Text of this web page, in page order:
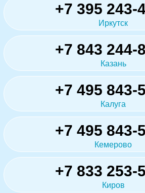
+7 395 243-
Иркутск
+7 843 244-
Казань
+7 495 843-
Калуга
+7 495 843-
Кемерово
+7 833 253-
Киров